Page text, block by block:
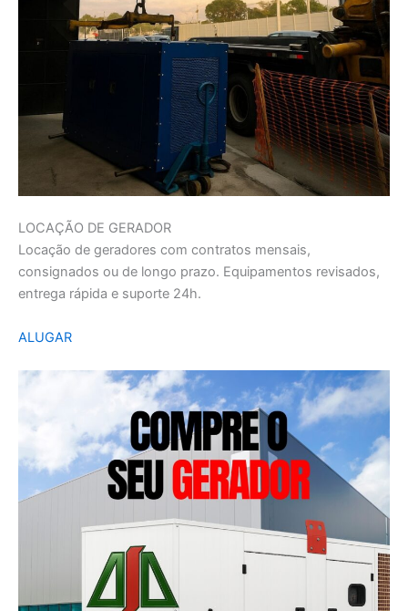
LOCAÇÃO DE GERADOR
Locação de geradores com contratos mensais,
consignados ou de longo prazo. Equipamentos revisados,
entrega rápida e suporte 24h.
ALUGAR